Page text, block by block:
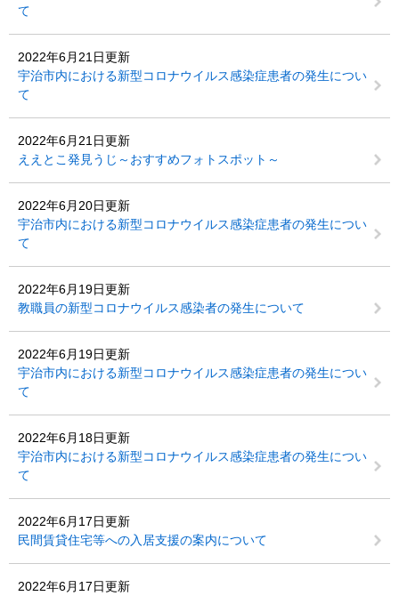
て
2022年6月21日更新
宇治市内における新型コロナウイルス感染症患者の発生につい
て
2022年6月21日更新
ええとこ発見うじ～おすすめフォトスポット～
2022年6月20日更新
宇治市内における新型コロナウイルス感染症患者の発生につい
て
2022年6月19日更新
教職員の新型コロナウイルス感染者の発生について
2022年6月19日更新
宇治市内における新型コロナウイルス感染症患者の発生につい
て
2022年6月18日更新
宇治市内における新型コロナウイルス感染症患者の発生につい
て
2022年6月17日更新
民間賃貸住宅等への入居支援の案内について
2022年6月17日更新